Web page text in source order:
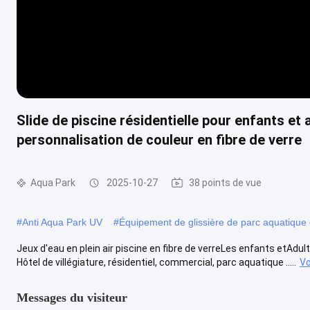
Slide de piscine résidentielle pour enfants et
personnalisation de couleur en fibre de verre
Aqua Park 2025-10-27 38 points de vue
#Anti Aqua Park UV #Équipement de glissière de parc
Jeux d'eau en plein air piscine en fibre de verreLes enfants
Hôtel de villégiature, résidentiel, commercial, parc aquatique .....
Messages du visiteur